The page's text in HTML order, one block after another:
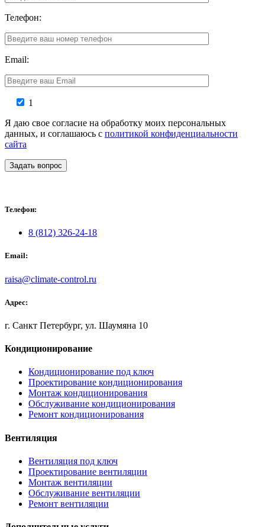
Телефон:
Email:
1
Я даю свое согласие на обработку моих персональных
данных, и соглашаюсь с политикой конфиденциальности
сайта
Задать вопрос
Телефон:
8 (812) 326-24-18
Email:
raisa@climate-control.ru
Адрес:
г. Санкт Петербург, ул. Шаумяна 10
Кондиционирование
Кондиционирование под ключ
Проектирование кондиционирования
Монтаж кондиционирования
Обслуживание кондиционирования
Ремонт кондиционирования
Вентиляция
Вентиляция под ключ
Проектирование вентиляции
Монтаж вентиляции
Обслуживание вентиляции
Ремонт вентиляции